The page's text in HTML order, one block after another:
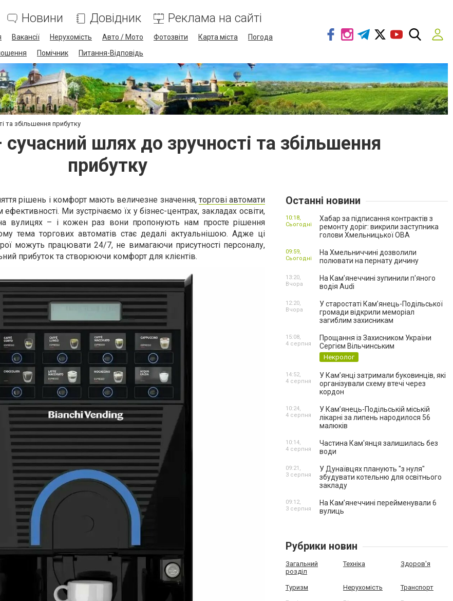
Новини Довідник Реклама на сайті
Вакансії Нерухомість Авто / Мото Фотозвіти Карта міста
Погода
Помічник Питання-Відповідь
та збільшення прибутку
шлях до зручності та збільшення
прибутку
рішень і комфорт мають величезне значення, торгові автомати
Ми зустрічаємо їх у бізнес-центрах, закладах освіти,
на вулицях – і кожен раз вони пропонують нам просте рішення
тема торгових автоматів стає дедалі актуальнішою. Адже ці
можуть працювати 24/7, не вимагаючи присутності персоналу,
прибуток та створюючи комфорт для клієнтів.
Останні новини
Хабар за підписання контрактів з
ремонту доріг: викрили заступника
голови Хмельницької ОВА
10:18,
Сьогодні
На Хмельниччині дозволили
полювати на пернату дичину
09:59,
Сьогодні
На Камʼянеччині зупинили п'яного
водія Audi
13:20,
Вчора
У старостаті Кам’янець-Подільської
громади відкрили меморіал
загиблим захисникам
12:20,
Вчора
Прощання із Захисником України
Сергієм Вільчинським
Некролог
15:08,
4 серпня
У Кам’янці затримали буковинців, які
організували схему втечі через
кордон
14:52,
4 серпня
У Кам’янець-Подільській міській
лікарні за липень народилося 56
малюків
10:24,
4 серпня
Частина Кам'янця залишилась без
води
10:14,
4 серпня
У Дунаївцях планують "з нуля"
збудувати котельню для освітнього
закладу
09:21,
3 серпня
На Камʼянеччині перейменували 6
вулиць
09:12,
3 серпня
Рубрики новин
Загальний
розділ
Техніка Здоров'я
Туризм Нерухомість Транспорт